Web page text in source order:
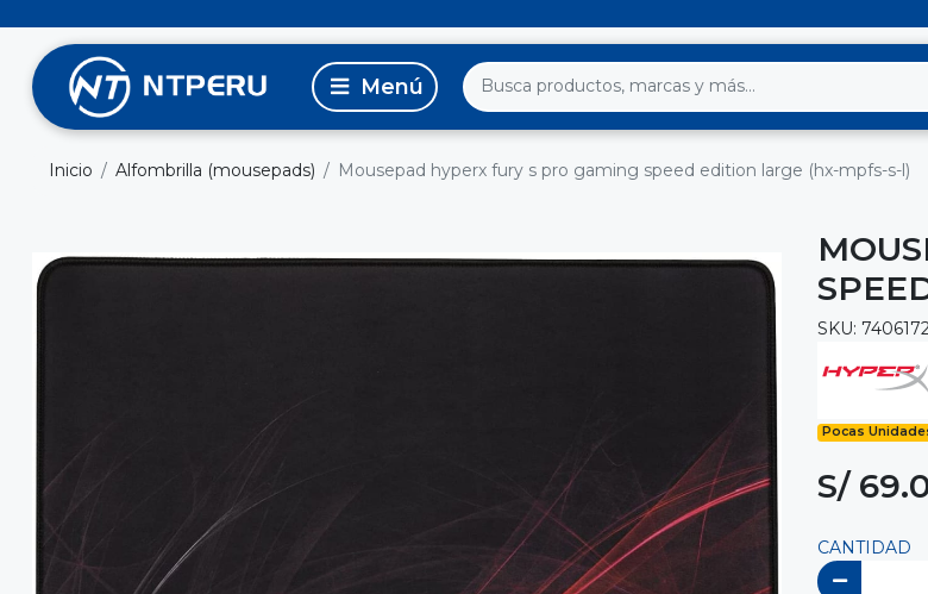
Inicio Alfombrilla (mousepads) Mousepad hyperx fury s pro gaming speed edition large (hx-mpfs-s-l)
SKU:
Pocas
S/
CANTIDAD